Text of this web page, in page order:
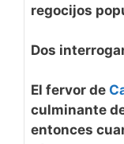
regocijos
Dos
El fervor de
culminante
entonces